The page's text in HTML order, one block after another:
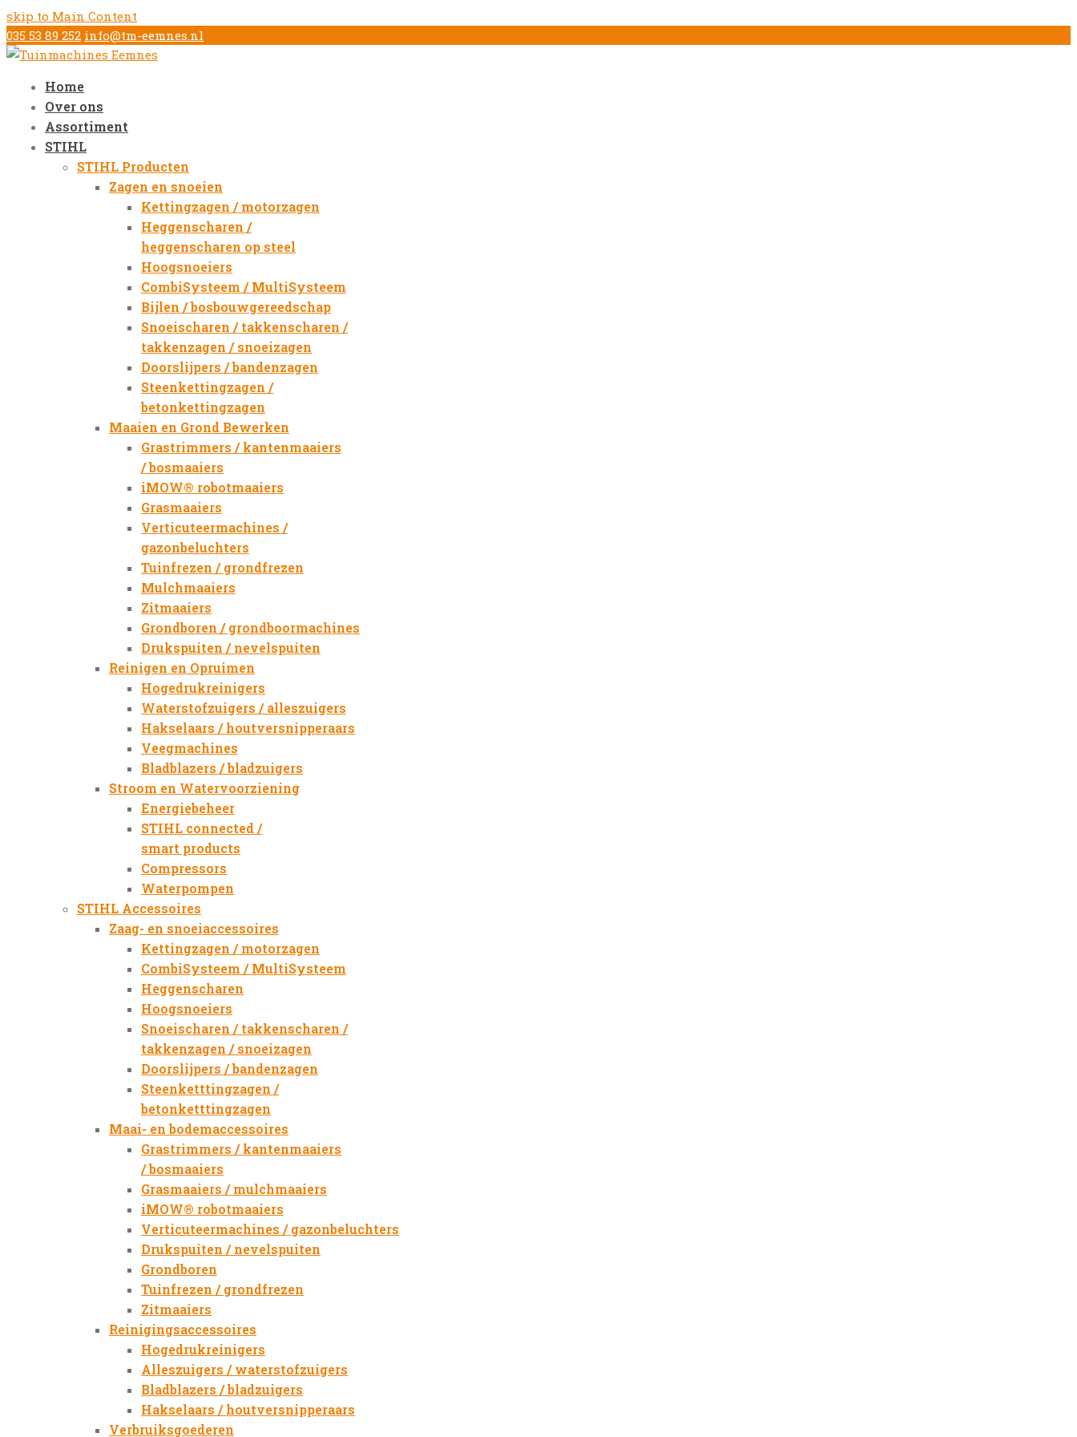
skip to Main Content
035 53 89 252 info@tm-eemnes.nl
Home
Over ons
Assortiment
STIHL
STIHL Producten
Zagen en snoeien
Kettingzagen / motorzagen
Heggenscharen /
heggenscharen op steel
Hoogsnoeiers
CombiSysteem / MultiSysteem
Bijlen / bosbouwgereedschap
Snoeischaren / takkenscharen /
takkenzagen / snoeizagen
Doorslijpers / bandenzagen
Steenkettingzagen /
betonkettingzagen
Maaien en Grond Bewerken
Grastrimmers / kantenmaaiers
/ bosmaaiers
iMOW® robotmaaiers
Grasmaaiers
Verticuteermachines /
gazonbeluchters
Tuinfrezen / grondfrezen
Mulchmaaiers
Zitmaaiers
Grondboren / grondboormachines
Drukspuiten / nevelspuiten
Reinigen en Opruimen
Hogedrukreinigers
Waterstofzuigers / alleszuigers
Hakselaars / houtversnipperaars
Veegmachines
Bladblazers / bladzuigers
Stroom en Watervoorziening
Energiebeheer
STIHL connected /
smart products
Compressors
Waterpompen
STIHL Accessoires
Zaag- en snoeiaccessoires
Kettingzagen / motorzagen
CombiSysteem / MultiSysteem
Heggenscharen
Hoogsnoeiers
Snoeischaren / takkenscharen /
takkenzagen / snoeizagen
Doorslijpers / bandenzagen
Steenketttingzagen /
betonketttingzagen
Maai- en bodemaccessoires
Grastrimmers / kantenmaaiers
/ bosmaaiers
Grasmaaiers / mulchmaaiers
iMOW® robotmaaiers
Verticuteermachines / gazonbeluchters
Drukspuiten / nevelspuiten
Grondboren
Tuinfrezen / grondfrezen
Zitmaaiers
Reinigingsaccessoires
Hogedrukreinigers
Alleszuigers / waterstofzuigers
Bladblazers / bladzuigers
Hakselaars / houtversnipperaars
Verbruiksgoederen